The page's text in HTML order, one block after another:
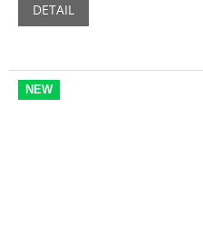
DETAIL
NEW